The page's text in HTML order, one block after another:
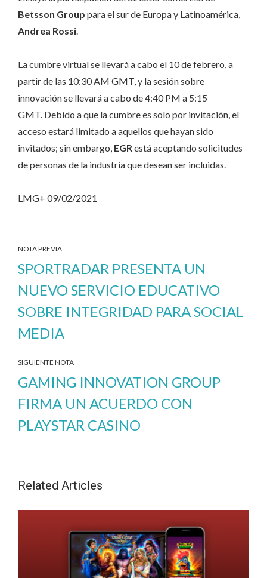
Betsson Group para el sur de Europa y Latinoamérica,
Andrea Rossi
La cumbre virtual se llevará a cabo el 10 de febrero, a
partir de las 10:30 AM GMT, y la sesión sobre
innovación se llevará a cabo de 4:40 PM a 5:15
GMT. Debido a que la cumbre es solo por invitación, el
acceso estará limitado a aquellos que hayan sido
invitados; sin embargo, EGR está aceptando solicitudes
de personas de la industria que desean ser incluidas.
LMG+ 09/02/2021
NOTA PREVIA
SPORTRADAR PRESENTA UN
NUEVO SERVICIO EDUCATIVO
SOBRE INTEGRIDAD PARA SOCIAL
MEDIA
SIGUIENTE NOTA
GAMING INNOVATION GROUP
FIRMA UN ACUERDO CON
PLAYSTAR CASINO
Related Articles